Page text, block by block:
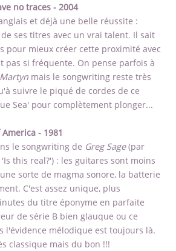
no traces - 2004
et déjà une belle réussite :
ses titres avec un vrai talent. Il sait
pour mieux créer cette proximité avec
pas si fréquente. On pense parfois à
mais le songwriting reste très
suivre le piqué de cordes de ce
Sea' pour complètement plonger...
- 1981
le songwriting de Greg Sage(par
this real?') : les guitares sont moins
sorte de magma sonore, la batterie
C'est assez unique, plus
du titre éponyme en parfaite
de série B bien glauque ou ce
l'évidence mélodique est toujours là.
classique mais du bon !!!